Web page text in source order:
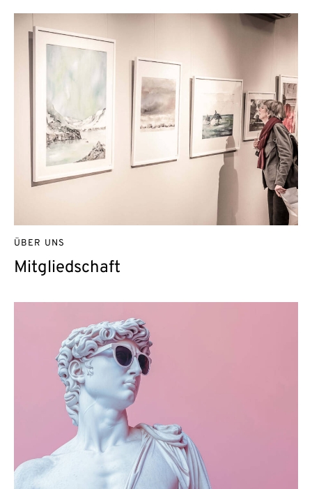
Mitgliedschaft
ÜBER UNS